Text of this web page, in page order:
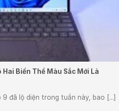
Biến Thể Màu Sắc Mới Là
đã lộ diện trong tuần này, bao [...]